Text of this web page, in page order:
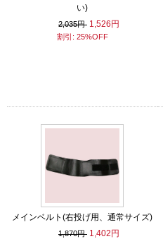
い)
2,035円 1,526円
割引: 25%OFF
メインベルト(右投げ用、通常サイズ)
1,870円 1,402円